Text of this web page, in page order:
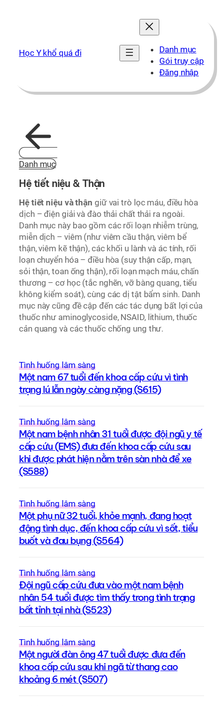
dungHọc Y khổ quá đi
Danh mục
Gói truy cập
Đăng nhập
Danh mục
Hệ tiết niệu & Thận
Hệ tiết niệu và thận giữ vai trò lọc máu, điều hòa
dịch – điện giải và đào thải chất thải ra ngoài.
Danh mục này bao gồm các rối loạn nhiễm trùng,
miễn dịch – viêm (như viêm cầu thận, viêm bể
thận, viêm kẽ thận), các khối u lành và ác tính, rối
loạn chuyển hóa – điều hòa (suy thận cấp, mạn,
sỏi thận, toan ống thận), rối loạn mạch máu, chấn
thương – cơ học (tắc nghẽn, vỡ bàng quang, tiểu
không kiểm soát), cùng các dị tật bẩm sinh. Danh
mục này cũng đề cập đến các tác dụng bất lợi của
thuốc như aminoglycoside, NSAID, lithium, thuốc
cản quang và các thuốc chống ung thư.
Tình huống lâm sàng
Một nam 67 tuổi đến khoa cấp cứu vì tình
trạng lú lẫn ngày càng nặng (S615)
Tình huống lâm sàng
Một nam bệnh nhân 31 tuổi được đội ngũ y tế
cấp cứu (EMS) đưa đến khoa cấp cứu sau
khi được phát hiện nằm trên sàn nhà để xe
(S588)
Tình huống lâm sàng
Một phụ nữ 32 tuổi, khỏe mạnh, đang hoạt
động tình dục, đến khoa cấp cứu vì sốt, tiểu
buốt và đau bụng (S564)
Tình huống lâm sàng
Đội ngũ cấp cứu đưa vào một nam bệnh
nhân 54 tuổi được tìm thấy trong tình trạng
bất tỉnh tại nhà (S523)
Tình huống lâm sàng
Một người đàn ông 47 tuổi được đưa đến
khoa cấp cứu sau khi ngã từ thang cao
khoảng 6 mét (S507)